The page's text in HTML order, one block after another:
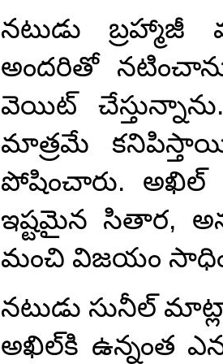
నటుడు
అందరితో
వెయిట్
మాత్రమే
పోషించారు. అఖిల్
ఇష్టమైన సితార,
మంచి విజయం
నటుడు సునీల్
అఖిల్‌కి ఉన్నంత